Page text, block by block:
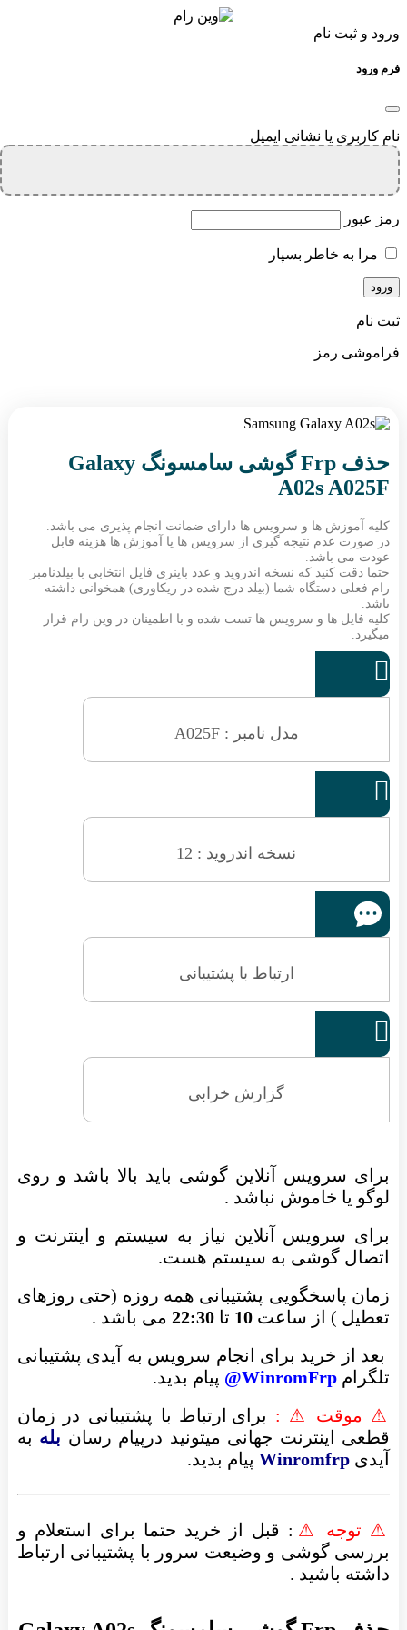
ورود و ثبت نام
فرم ورود
نام کاربری یا نشانی ایمیل
رمز عبور
مرا به خاطر بسپار
ثبت نام
فراموشی رمز
حذف Frp گوشی سامسونگ Galaxy
A02s A025F
کلیه آموزش ها و سرویس ها دارای ضمانت انجام پذیری می باشد.
در صورت عدم نتیجه گیری از سرویس ها یا آموزش ها هزینه قابل
عودت می باشد.
حتما دقت کنید که نسخه اندروید و عدد باینری فایل انتخابی با بیلدنامبر
رام فعلی دستگاه شما (بیلد درج شده در ریکاوری) همخوانی داشته
باشد.
کلیه فایل ها و سرویس ها تست شده و با اطمینان در وین رام قرار
میگیرد.

مدل نامبر : A025F

نسخه اندروید : 12
ارتباط با پشتیبانی

گزارش خرابی
برای سرویس آنلاین گوشی باید بالا باشد و روی
لوگو یا خاموش نباشد .
برای سرویس آنلاین نیاز به سیستم و اینترنت و
اتصال گوشی به سیستم هست.
زمان پاسخگویی پشتیبانی همه روزه (حتی روزهای
تعطیل ) از ساعت 10 تا 22:30می باشد .
بعد از خرید برای انجام سرویس به آیدی پشتیبانی
تلگرام WinromFrp@
پیام بدید.
⚠ موقت ⚠ : برای ارتباط با پشتیبانی در زمان
قطعی اینترنت جهانی میتونید درپیام رسان بله به
آیدی Winromfrp پیام بدید.
⚠ توجه ⚠ : قبل از خرید حتما برای استعلام و
بررسی گوشی و وضیعت سرور با پشتیبانی ارتباط
داشته باشید .